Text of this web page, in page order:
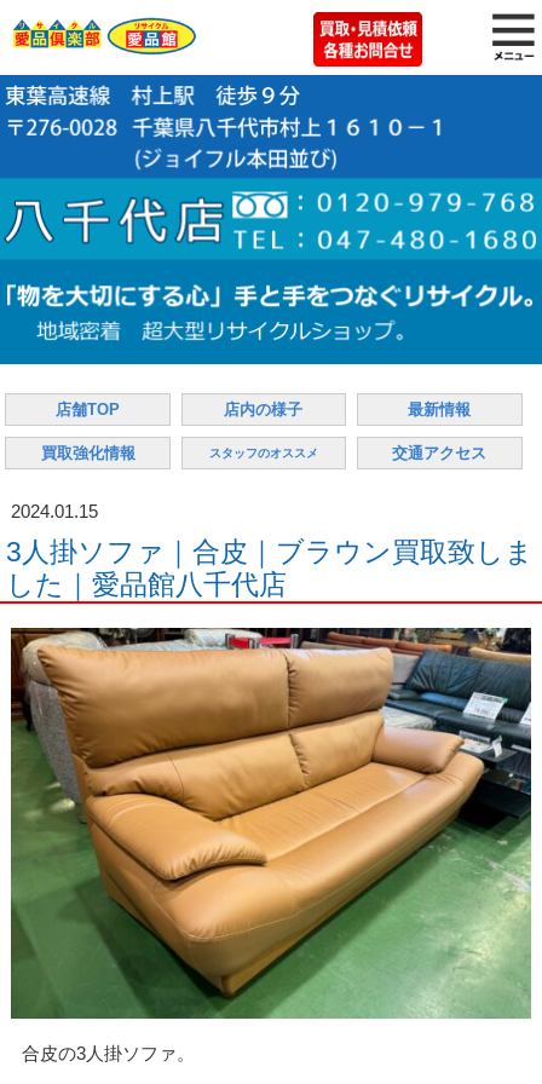
店舗TOP 店内の様子 最新情報
買取強化情報 スタッフのオススメ 交通アクセス
2024.01.15
3人掛ソファ｜合皮｜ブラウン買取致しま
した｜愛品館八千代店
合皮の3人掛ソファ。